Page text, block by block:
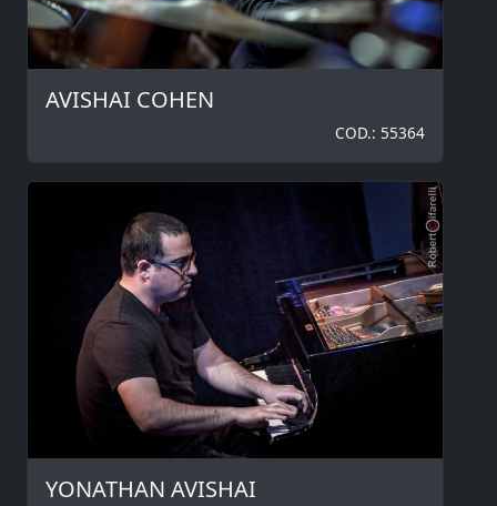
AVISHAI COHEN
COD.: 55364
YONATHAN AVISHAI